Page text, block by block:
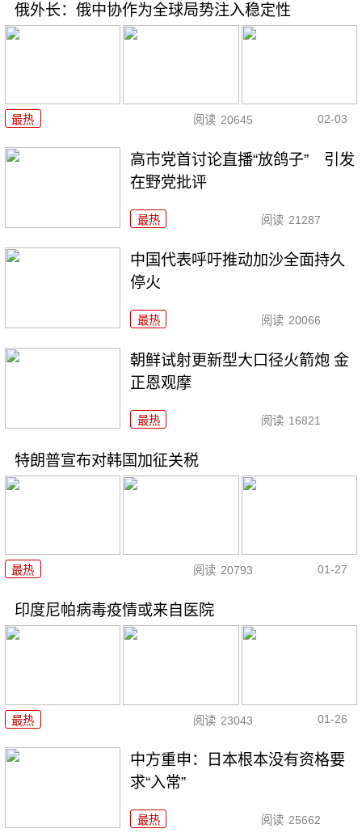
俄外长：俄中协作为全球局势注入稳定性
最热 阅读 20645 02-03
高市党首讨论直播“放鸽子” 引发
在野党批评
最热 阅读 21287
中国代表呼吁推动加沙全面持久
停火
最热 阅读 20066
朝鲜试射更新型大口径火箭炮 金
正恩观摩
最热 阅读 16821
特朗普宣布对韩国加征关税
最热 阅读 20793 01-27
印度尼帕病毒疫情或来自医院
最热 阅读 23043 01-26
中方重申：日本根本没有资格要
求“入常”
最热 阅读 25662